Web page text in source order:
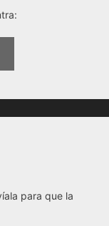
para que la